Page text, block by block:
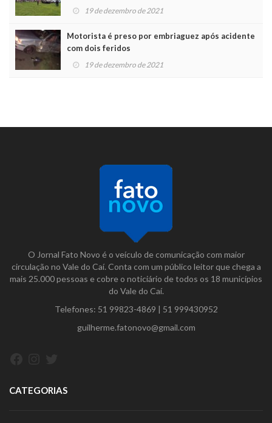
19 de dezembro de 2021
Motorista é preso por embriaguez após acidente
com dois feridos
19 de dezembro de 2021
O Jornal Fato Novo é o veículo de comunicação com maior
circulação no Vale do Caí. Conta com um público leitor que chega a
mais 25.000 pessoas e cobre o noticiário de todos os 18 municípios
do Vale do Caí.
Telefones: 51 99823-4869 | 51 999430952
guilherme.fatonovo@gmail.com
CATEGORIAS